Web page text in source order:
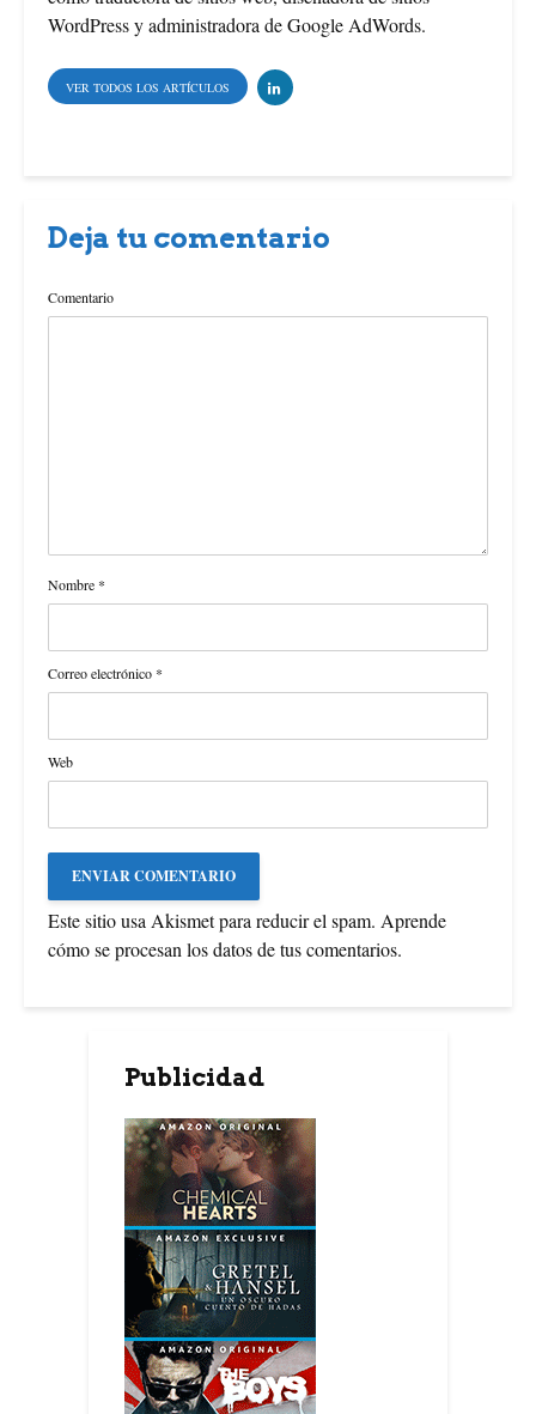
WordPress y administradora de Google AdWords.
VER TODOS LOS ARTÍCULOS
Deja tu comentario
Comentario
Nombre *
Correo electrónico *
Web
Este sitio usa Akismet para reducir el spam. Aprende
cómo se procesan los datos de tus comentarios.
Publicidad